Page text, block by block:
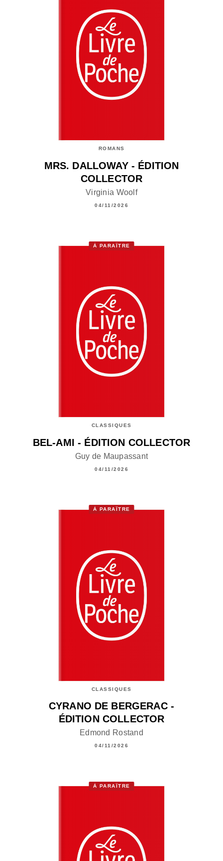
ROMANS
MRS. DALLOWAY - ÉDITION
COLLECTOR
Virginia Woolf
04/11/2026
À PARAÎTRE
CLASSIQUES
BEL-AMI - ÉDITION COLLECTOR
Guy de Maupassant
04/11/2026
À PARAÎTRE
CLASSIQUES
CYRANO DE BERGERAC -
ÉDITION COLLECTOR
Edmond Rostand
04/11/2026
À PARAÎTRE